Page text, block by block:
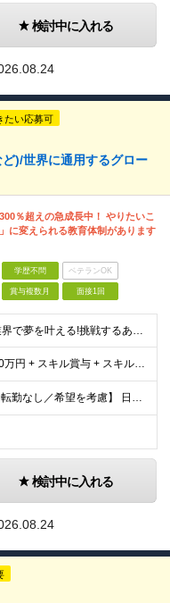
検討中に入れる
たい応募可
)/世界に通用するグロー
％超えの急成長中！ やりたいこ
に変えられる教育体制があります
学歴不問 ベテランOK
賞与複数月 面接1回
＼未経験からWeb業界で夢を叶える!挑戦するあなたを全力サポート/ ★学歴・経験不問! ★未経験・クリエイティブ系スクール卒業生・第二新卒歓迎! ★社会人未経験OK! ★将来の幹部候補採用 『PC
月給30万円〜月給70万円 + スキル賞与 + スキルインセンティブ ※研修期間は有期雇用契約社員 ※プロジェクトによって異なる ※上記には(固定残業代¥44,369/30時間)を含む ※エリアによ
【フルリモート可／転勤なし／希望を考慮】 日本47都道府県、どこでも就業可能！ (東京支社、群馬本社、北海道支社、宮城支社、愛知支社、大阪支社、福岡支社、千葉支店、神奈川支店、茨城支店、新潟支店、長野
検討中に入れる